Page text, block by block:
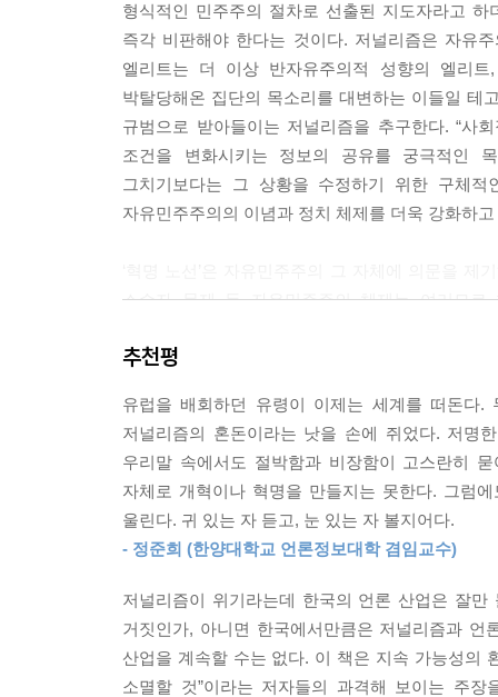
만약 혁명적인 교훈을 얻었다면, 저널리즘은 정
지 철저히 숙고하면서 여성, 유색인종, 소수민족,
--- p.55
하지만 저널리즘 자체가 엘리트 직업군이 되었을
--- p.56
엘리트가 더는 “책임감 있게 행동”할 수 없다면,
등의 문제를 간과하고 있다는 것을 숨기기도 한
론이 최소화하게 만든다. 결국 자유민주주의 국가
배합을 식별할 수 있는 능력을 상실케 한다.
--- p.96
저널리즘은 무엇을 해야 하는가? 아무것도 하지
도가 생존을 위한 쇄신안을 마련하여 생존 프로
개혁을 향한 길을 채택한다면 이런 식의 암묵적인
할 것이다. 저널리즘이 무엇을 위하여 존재하는지
--- p.134
형식적인 민주주의 절차로 선출된 지도자라고
즉각 비판해야 한다는 것이다. 저널리즘은 자유
엘리트는 더 이상 반자유주의적 성향의 엘리
박탈당해온 집단의 목소리를 대변하는 이들일 테
규범으로 받아들이는 저널리즘을 추구한다. “사
조건을 변화시키는 정보의 공유를 궁극적인
그치기보다는 그 상황을 수정하기 위한 구체
자유민주주의의 이념과 정치 체제를 더욱 강화하
소수자 문제 등 자유민주주의 체제는 여러모
너머를 상상해보자고 제안한다. 혁명의 길은 엘
소수의 내러티브로 치부되어온 다수의 목소리,
자기 검열, 관행, 규범 등을 벗어던질 수 있고, 인
활력을 얻는 직업적 지형을 구축할 수 있다. “
반대하고, 또 저널리즘이 배제해온 것이 무엇
사회집단을 포용해야 한다고 결론지을 것이다
사고방식이 선도해온 것보다 더 완전한 레퍼토리
이 두 가지 길은 한국 언론에도 시사하는 바가
언론계는 이 두 노선 중 어느 하나를 택할 수
목소리가 그 어느 때보다 높은 지금, 한국 언론에
추천평
유럽을 배회하던 유령이 이제는 세계를 떠돈다
저널리즘의 혼돈이라는 낫을 손에 쥐었다. 저명
우리말 속에서도 절박함과 비장함이 고스란히
자체로 개혁이나 혁명을 만들지는 못한다. 그럼
울린다. 귀 있는 자 듣고, 눈 있는 자 볼지어다.
- 정준희 (한양대학교 언론정보대학 겸임교수)
저널리즘이 위기라는데 한국의 언론 산업은 잘
거짓인가, 아니면 한국에서만큼은 저널리즘과
산업을 계속할 수는 없다. 이 책은 지속 가능성의
소멸할 것”이라는 저자들의 과격해 보이는 주